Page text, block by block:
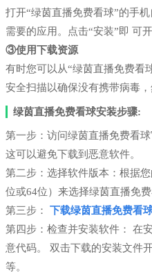
打开“绿茵直播免费看球”的手
需要的应用。点击“安装”即 可
③使用下载资源
有时您可以从“绿茵直播免费看
安全扫描以确保没有携带病毒，
绿茵直播免费看球安装步骤:
第一步：访问绿茵直播免费看
这可以避免下载到恶意软件。
第二步：选择软件版本：根据
位或64位）来选择绿茵直播免费
第三步： 下载绿茵直播免费看
第四步：检查并安装软件： 在
意代码。 双击下载的安装文件
等。